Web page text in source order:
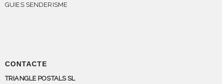
GUIES SENDERISME
CONTACTE
TRIANGLE POSTALS SL